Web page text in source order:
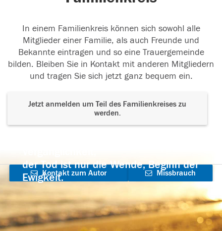
In einem Familienkreis können sich sowohl alle
Mitglieder einer Familie, als auch Freunde und
Bekannte eintragen und so eine Trauergemeinde
bilden. Bleiben Sie in Kontakt mit anderen Mitgliedern
und tragen Sie sich jetzt ganz bequem ein.
Jetzt anmelden um Teil des Familienkreises zu
werden.
der Tod ist nur die Wende, Beginn der
Ewigkeit.
Kontakt zum Autor
aufnehmen
Missbrauch